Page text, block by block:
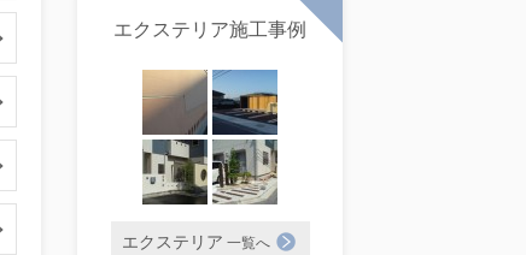
エクステリア施工事例
エクステリア 一覧へ